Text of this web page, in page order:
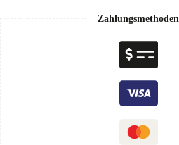
Zahlungsmethoden